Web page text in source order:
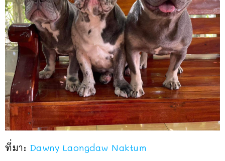
ที่มา: Dawny Laongdaw Naktum